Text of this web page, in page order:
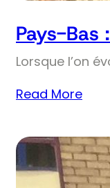
Pays-Bas
Lorsque l’on
Read More